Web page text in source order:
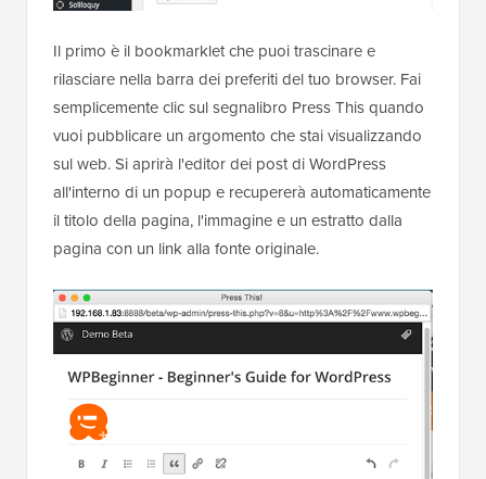
Il primo è il bookmarklet che puoi trascinare e
rilasciare nella barra dei preferiti del tuo browser. Fai
semplicemente clic sul segnalibro Press This quando
vuoi pubblicare un argomento che stai visualizzando
sul web. Si aprirà l'editor dei post di WordPress
all'interno di un popup e recupererà automaticamente
il titolo della pagina, l'immagine e un estratto dalla
pagina con un link alla fonte originale.